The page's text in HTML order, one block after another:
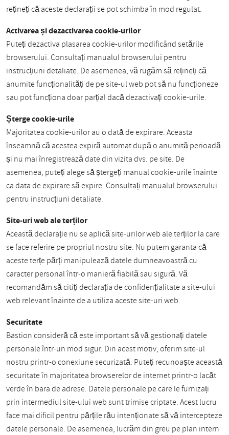
rețineți că aceste declarații se pot schimba în mod regulat.
Activarea și dezactivarea cookie-urilor
Puteți dezactiva plasarea cookie-urilor modificând setările
browserului. Consultați manualul browserului pentru
instrucțiuni detaliate. De asemenea, vă rugăm să rețineți că
anumite funcționalități de pe site-ul web pot să nu funcționeze
sau pot funcționa doar parțial dacă dezactivați cookie-urile.
Șterge cookie-urile
Majoritatea cookie-urilor au o dată de expirare. Aceasta
înseamnă că acestea expiră automat după o anumită perioadă
și nu mai înregistrează date din vizita dvs. pe site. De
asemenea, puteți alege să ștergeți manual cookie-urile înainte
ca data de expirare să expire. Consultați manualul browserului
pentru instrucțiuni detaliate.
Site-uri web ale terților
Această declarație nu se aplică site-urilor web ale terților la care
se face referire pe propriul nostru site. Nu putem garanta că
aceste terțe părți manipulează datele dumneavoastră cu
caracter personal într-o manieră fiabilă sau sigură. Vă
recomandăm să citiți declarația de confidențialitate a site-ului
web relevant înainte de a utiliza aceste site-uri web.
Securitate
Bastion consideră că este important să vă gestionați datele
personale într-un mod sigur. Din acest motiv, oferim site-ul
nostru printr-o conexiune securizată. Puteți recunoaște această
securitate în majoritatea browserelor de internet printr-o lacăt
verde în bara de adrese. Datele personale pe care le furnizați
prin intermediul site-ului web sunt trimise criptate. Acest lucru
face mai dificil pentru părțile rău intenționate să vă intercepteze
datele personale. De asemenea, lucrăm din greu pe plan intern